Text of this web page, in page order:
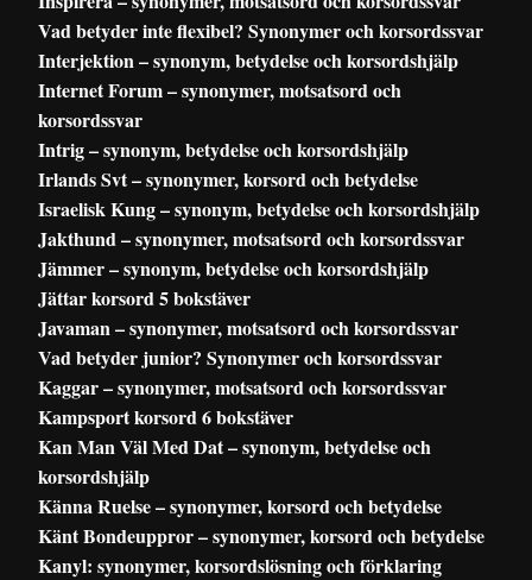
Vad betyder inte flexibel? Synonymer och korsordssvar
Interjektion – synonym, betydelse och korsordshjälp
Internet Forum – synonymer, motsatsord och
korsordssvar
Intrig – synonym, betydelse och korsordshjälp
Irlands Svt – synonymer, korsord och betydelse
Israelisk Kung – synonym, betydelse och korsordshjälp
Jakthund – synonymer, motsatsord och korsordssvar
Jämmer – synonym, betydelse och korsordshjälp
Jättar korsord 5 bokstäver
Javaman – synonymer, motsatsord och korsordssvar
Vad betyder junior? Synonymer och korsordssvar
Kaggar – synonymer, motsatsord och korsordssvar
Kampsport korsord 6 bokstäver
Kan Man Väl Med Dat – synonym, betydelse och
korsordshjälp
Känna Ruelse – synonymer, korsord och betydelse
Känt Bondeuppror – synonymer, korsord och betydelse
Kanyl: synonymer, korsordslösning och förklaring